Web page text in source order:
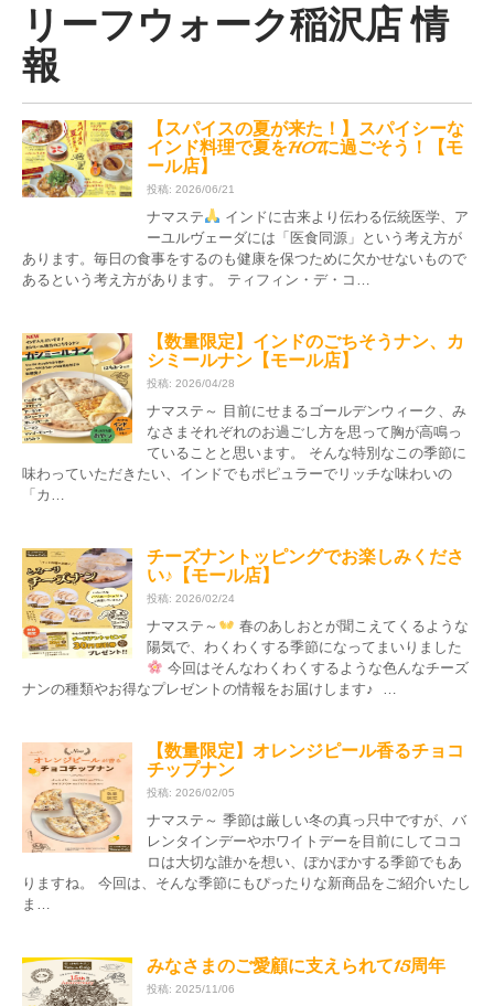
リーフウォーク稲沢店 情
報
【スパイスの夏が来た！】スパイシーな
インド料理で夏をHOTに過ごそう！【モ
ール店】
投稿: 2026/06/21
ナマステ
インドに古来より伝わる伝統医学、ア
ーユルヴェーダには「医食同源」という考え方が
あります。毎日の食事をするのも健康を保つために欠かせないもので
あるという考え方があります。 ティフィン・デ・コ…
【数量限定】インドのごちそうナン、カ
シミールナン【モール店】
投稿: 2026/04/28
ナマステ～ 目前にせまるゴールデンウィーク、み
なさまそれぞれのお過ごし方を思って胸が高鳴っ
ていることと思います。 そんな特別なこの季節に
味わっていただきたい、インドでもポピュラーでリッチな味わいの
「カ…
チーズナントッピングでお楽しみくださ
い♪【モール店】
投稿: 2026/02/24
ナマステ～
春のあしおとが聞こえてくるような
陽気で、わくわくする季節になってまいりました
今回はそんなわくわくするような色んなチーズ
ナンの種類やお得なプレゼントの情報をお届けします♪ …
【数量限定】オレンジピール香るチョコ
チップナン
投稿: 2026/02/05
ナマステ～ 季節は厳しい冬の真っ只中ですが、バ
レンタインデーやホワイトデーを目前にしてココ
ロは大切な誰かを想い、ぽかぽかする季節でもあ
りますね。 今回は、そんな季節にもぴったりな新商品をご紹介いたし
ま…
みなさまのご愛顧に支えられて15周年
投稿: 2025/11/06